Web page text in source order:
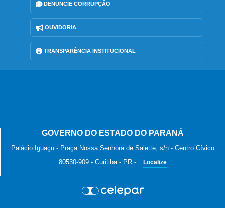
DENUNCIE CORRUPÇÃO
OUVIDORIA
TRANSPARÊNCIA INSTITUCIONAL
GOVERNO DO ESTADO DO PARANÁ
Palácio Iguaçu - Praça Nossa Senhora de Salette, s/n - Centro Cívico
80530-909 - Curitiba- PR - Localize